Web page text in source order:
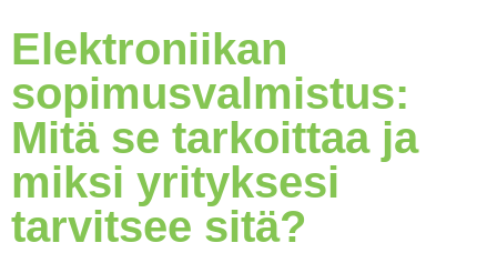
Elektroniikan
sopimusvalmistus:
Mitä se tarkoittaa ja
miksi yrityksesi
tarvitsee sitä?